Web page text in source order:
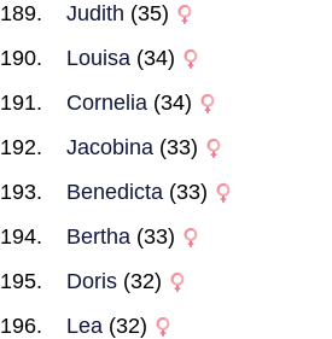
Judith (35)
Louisa (34)
Cornelia (34)
Jacobina (33)
Benedicta (33)
Bertha (33)
Doris (32)
Lea (32)